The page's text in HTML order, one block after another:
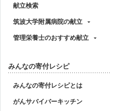
献立検索
筑波大学附属病院の献立
管理栄養士のおすすめ献立
みんなの寄付レシピ
みんなの寄付レシピとは
がんサバイバーキッチン